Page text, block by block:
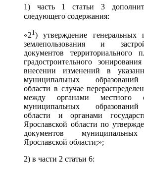
1) часть 1 статьи 3
следующего содержания:
«21 ) утверждение генеральных
землепользования и
документов территориального
градостроительного
внесении изменений в
муниципальных
области в случае
между органами местного
муниципальных
области и органами
Ярославской области по
документов муниципальных
Ярославской области;»;
2) в части 2 статьи 6: